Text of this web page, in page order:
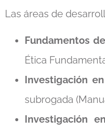
Las áreas de
Fundamentos
Ética
Investigación
subrogada
Investigación